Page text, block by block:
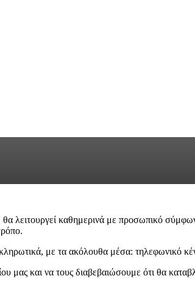
καθημερινά με προσωπικό
με τα ακόλουθα μέσα: τηλεφωνικό
και να τους διαβεβαιώσουμε ότι θα